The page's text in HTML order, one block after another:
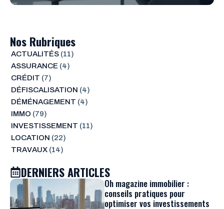
Nos Rubriques
ACTUALITÉS(11)
ASSURANCE (4)
CRÉDIT (7)
DÉFISCALISATION (4)
DÉMÉNAGEMENT (4)
IMMO (79)
INVESTISSEMENT (11)
LOCATION (22)
TRAVAUX(14)
DERNIERS ARTICLES
Oh magazine immobilier :
conseils pratiques pour
optimiser vos investissements